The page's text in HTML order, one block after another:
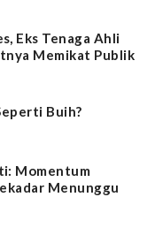
Eks Tenaga Ahli
Memikat Publik
Buih?
Momentum
Menunggu